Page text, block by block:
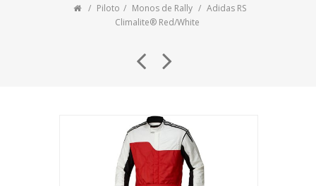
Piloto Monos de Rally
Adidas RS
Climalite® Red/White